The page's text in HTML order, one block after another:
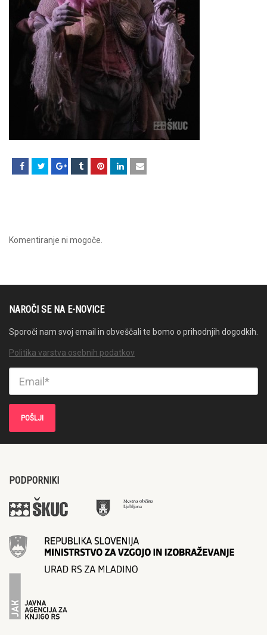
Komentiranje ni mogoče.
NAROČI SE NA E-NOVICE
Sporoči nam svoj email in obveščali te bomo o prihodnjih dogodkih.
Politika varstva osebnih podatkov
PODPORNIKI